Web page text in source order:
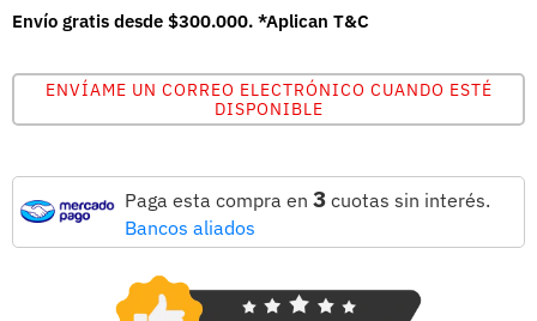
Envío gratis desde $300.000. *Aplican T&C
ENVÍAME UN CORREO ELECTRÓNICO CUANDO ESTÉ
DISPONIBLE
Paga esta compra en 3 cuotas sin interés.
Bancos aliados